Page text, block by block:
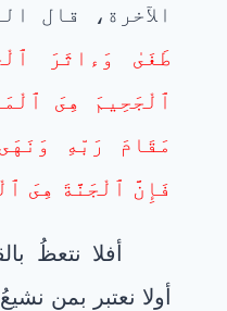
الآخرة، قال
طَغَىٰ وَءاثَرَ
ٱلْجَحِيمَ هِىَ
مَقَامَ رَبّهِ
فَإِنَّ ٱلْجَنَّةَ هِىَ
أفلا نتعظُ
أولا نعتبر بمن